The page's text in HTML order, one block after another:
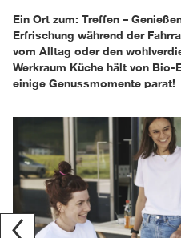
Ein Ort zum: Treffen –
Erfrischung während der
vom Alltag oder den
Werkraum Küche hält von Bio-
einige Genussmomente parat!